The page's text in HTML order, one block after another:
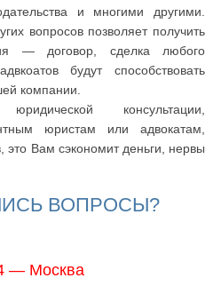
и многими другими.
вопросов позволяет получить
— договор, сделка любого
будут способствовать
компании.
консультации,
юристам или адвокатам,
это Вам сэкономит деньги, нервы
ВОПРОСЫ?
— Москва